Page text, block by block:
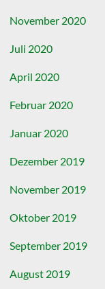
November 2020
Juli 2020
April 2020
Februar 2020
Januar 2020
Dezember 2019
November 2019
Oktober 2019
September 2019
August 2019